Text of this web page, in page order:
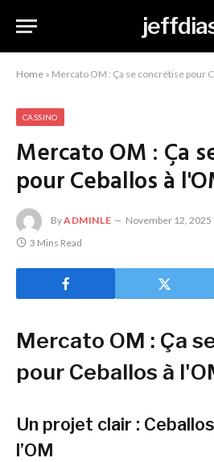
Home » Mercato OM : Ça se concrétise pour
CASSINO
Mercato OM : Ça
pour Ceballos à
ByADMINLE November 12, 2025
3 Mins Read
Mercato OM : Ça
pour Ceballos à
Un projet clair :
l’OM